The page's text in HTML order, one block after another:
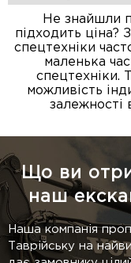
Не знайшли
підходить ціна?
спецтехніки
маленька
спецтехніки.
можливість
залежності
Що ви
наш
Наша компанія
Таврійську на